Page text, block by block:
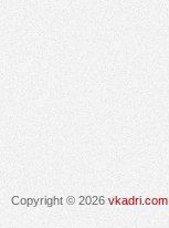
Copyright © 2026 vkadri.com